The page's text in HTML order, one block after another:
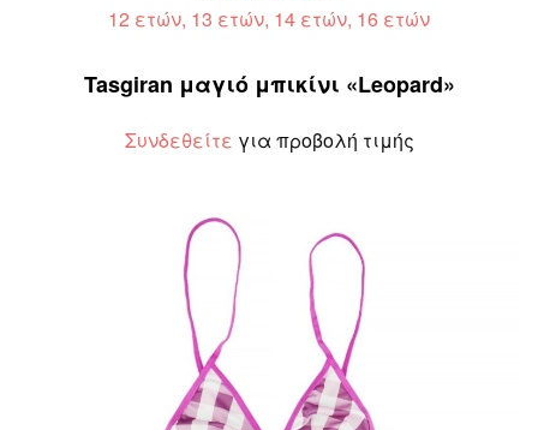
12 ετών, 13 ετών, 14 ετών, 16 ετών
Tasgiran μαγιό μπικίνι «Leopard»
Συνδεθείτε για προβολή τιμής